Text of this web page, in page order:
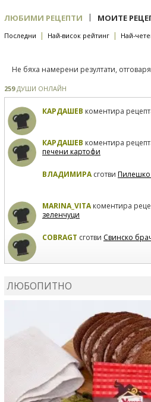
ЛЮБИМИ РЕЦЕПТИ | МОИТЕ
Последни | Най-висок рейтинг | Най-
Не бяха намерени резултати,
259ДУШИ ОНЛАЙН
КАРДАШЕВ коментира
КАРДАШЕВ коментира
печени картофи
ВЛАДИМИРАсготви Пилешко
MARINA_VITAкоментира
зеленчуци
COBRAGT сготви Свинско
ЛЮБОПИТНО